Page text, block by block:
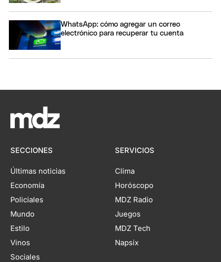
WhatsApp: cómo agregar un correo
electrónico para recuperar tu cuenta
SECCIONES
Últimas noticias
Economía
Policiales
Mundo
Estilo
Vinos
Sociales
SERVICIOS
Clima
Horóscopo
MDZ Radio
Juegos
MDZ Tech
Napsix